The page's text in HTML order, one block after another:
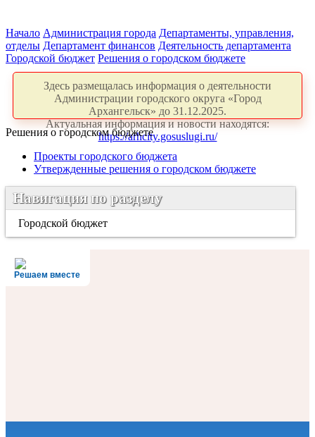
Начало Администрация города Департаменты, управления,
отделы Департамент финансов Деятельность департамента
Городской бюджет Решения о городском бюджете
Здесь размещалась информация о деятельности
Администрации городского округа «Город
Архангельск» до 31.12.2025.
Актуальная информация и новости находятся:
https://arhcity.gosuslugi.ru/
Решения о городском бюджете
Проекты городского бюджета
Утвержденные решения о городском бюджете
Навигация по разделу
Городской бюджет
Решаем вместе